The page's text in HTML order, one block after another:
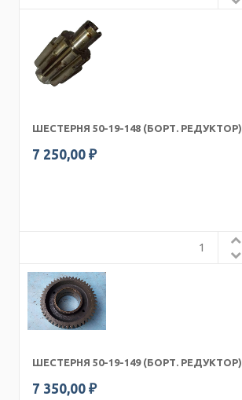
ШЕСТЕРНЯ 50-19-148 (БОРТ. РЕДУКТОР)
7 250,00 ₽
ШЕСТЕРНЯ 50-19-149 (БОРТ. РЕДУКТОР)
7 350,00 ₽